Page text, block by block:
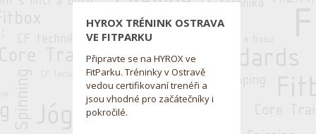
HYROX TRÉNINK OSTRAVA
VE FITPARKU
Připravte se na HYROX ve
FitParku. Tréninky v Ostravě
vedou certifikovaní trenéři a
jsou vhodné pro začátečníky i
pokročilé.